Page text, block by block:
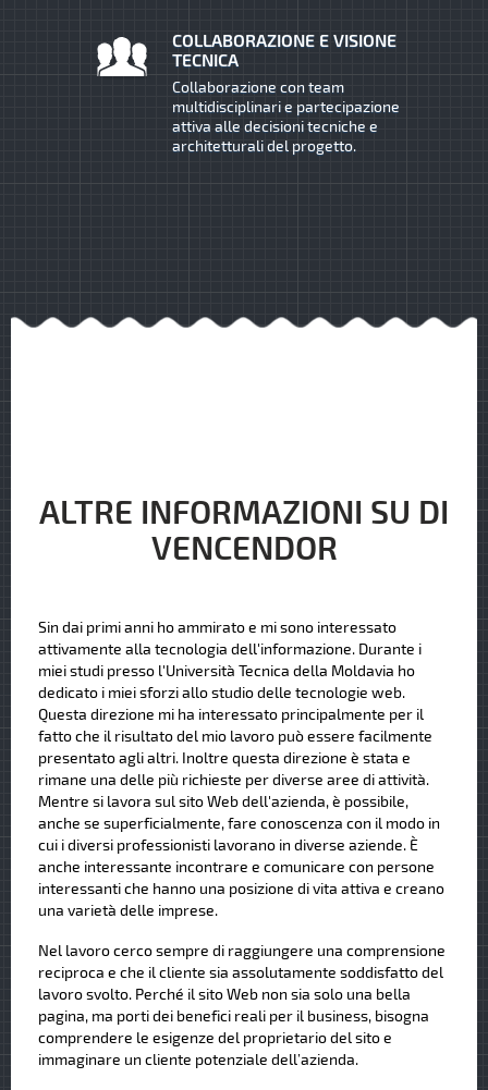
COLLABORAZIONE E VISIONE
TECNICA
Collaborazione con team
multidisciplinari e partecipazione
attiva alle decisioni tecniche e
architetturali del progetto.
ALTRE INFORMAZIONI SU DI
VENCENDOR
Sin dai primi anni ho ammirato e mi sono interessato
attivamente alla tecnologia dell'informazione. Durante i
miei studi presso l'Università Tecnica della Moldavia ho
dedicato i miei sforzi allo studio delle tecnologie web.
Questa direzione mi ha interessato principalmente per il
fatto che il risultato del mio lavoro può essere facilmente
presentato agli altri. Inoltre questa direzione è stata e
rimane una delle più richieste per diverse aree di attività.
Mentre si lavora sul sito Web dell'azienda, è possibile,
anche se superficialmente, fare conoscenza con il modo in
cui i diversi professionisti lavorano in diverse aziende. È
anche interessante incontrare e comunicare con persone
interessanti che hanno una posizione di vita attiva e creano
una varietà delle imprese.
Nel lavoro cerco sempre di raggiungere una comprensione
reciproca e che il cliente sia assolutamente soddisfatto del
lavoro svolto. Perché il sito Web non sia solo una bella
pagina, ma porti dei benefici reali per il business, bisogna
comprendere le esigenze del proprietario del sito e
immaginare un cliente potenziale dell’azienda.